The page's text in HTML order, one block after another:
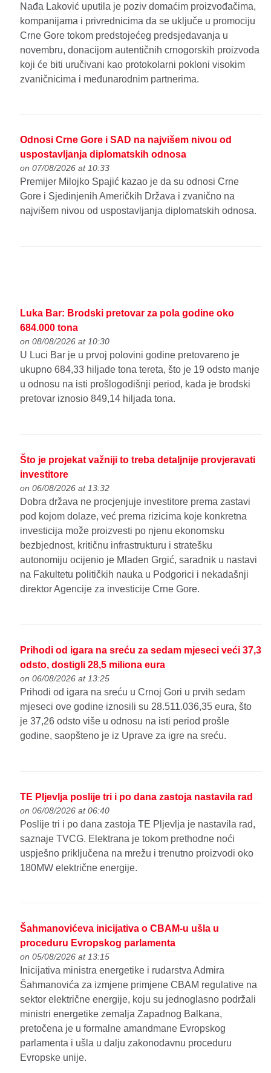
Nađa Laković uputila je poziv domaćim proizvođačima,
kompanijama i privrednicima da se uključe u promociju
Crne Gore tokom predstojećeg predsjedavanja u
novembru, donacijom autentičnih crnogorskih proizvoda
koji će biti uručivani kao protokolarni pokloni visokim
zvaničnicima i međunarodnim partnerima.
Odnosi Crne Gore i SAD na najvišem nivou od
uspostavljanja diplomatskih odnosa
on 07/08/2026 at 10:33
Premijer Milojko Spajić kazao je da su odnosi Crne
Gore i Sjedinjenih Američkih Država i zvanično na
najvišem nivou od uspostavljanja diplomatskih odnosa.
Luka Bar: Brodski pretovar za pola godine oko
684.000 tona
on 08/08/2026 at 10:30
U Luci Bar je u prvoj polovini godine pretovareno je
ukupno 684,33 hiljade tona tereta, što je 19 odsto manje
u odnosu na isti prošlogodišnji period, kada je brodski
pretovar iznosio 849,14 hiljada tona.
Što je projekat važniji to treba detaljnije provjeravati
investitore
on 06/08/2026 at 13:32
Dobra država ne procjenjuje investitore prema zastavi
pod kojom dolaze, već prema rizicima koje konkretna
investicija može proizvesti po njenu ekonomsku
bezbjednost, kritičnu infrastrukturu i stratešku
autonomiju ocijenio je Mladen Grgić, saradnik u nastavi
na Fakultetu političkih nauka u Podgorici i nekadašnji
direktor Agencije za investicije Crne Gore.
Prihodi od igara na sreću za sedam mjeseci veći 37,3
odsto, dostigli 28,5 miliona eura
on 06/08/2026 at 13:25
Prihodi od igara na sreću u Crnoj Gori u prvih sedam
mjeseci ove godine iznosili su 28.511.036,35 eura, što
je 37,26 odsto više u odnosu na isti period prošle
godine, saopšteno je iz Uprave za igre na sreću.
TE Pljevlja poslije tri i po dana zastoja nastavila rad
on 06/08/2026 at 06:40
Poslije tri i po dana zastoja TE Pljevlja je nastavila rad,
saznaje TVCG. Elektrana je tokom prethodne noći
uspješno priključena na mrežu i trenutno proizvodi oko
180MW električne energije.
Šahmanovićeva inicijativa o CBAM-u ušla u
proceduru Evropskog parlamenta
on 05/08/2026 at 13:15
Inicijativa ministra energetike i rudarstva Admira
Šahmanovića za izmjene primjene CBAM regulative na
sektor električne energije, koju su jednoglasno podržali
ministri energetike zemalja Zapadnog Balkana,
pretočena je u formalne amandmane Evropskog
parlamenta i ušla u dalju zakonodavnu proceduru
Evropske unije.